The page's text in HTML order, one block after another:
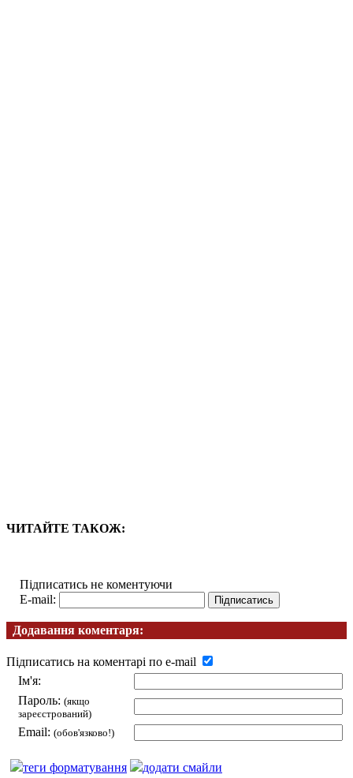
ЧИТАЙТЕ ТАКОЖ:
Підписатись не коментуючи
E-mail:
Додавання коментаря:
Підписатись на коментарі по e-mail
Ім'я:
Пароль: (якщо
зареєстрований)
Email: (обов'язково!)
теги форматування додати смайли